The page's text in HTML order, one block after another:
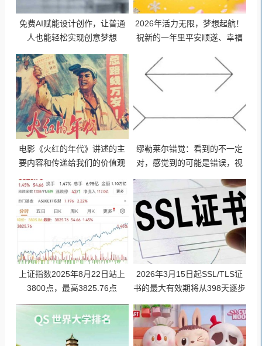
免费AI赋能设计创作，让普通
人也能轻松实现创意梦想
2026年活力无限，梦想起航！
祝新的一年里平安顺遂、幸福
电影《火红的年代》讲述的主
要内容和传递给我们的价值观
念、迎难而上
缪勒莱尔错觉：看到的不一定
对，感觉到的可能是错误，视
上证指数2025年8月22日站上
3800点，最高3825.76点
2026年3月15日起SSL/TLS证
书的最大有效期将从398天逐步